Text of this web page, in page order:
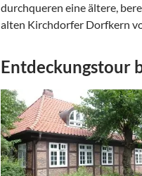
durchqueren eine ältere,
alten Kirchdorfer Dorfkern
Entdeckungstour